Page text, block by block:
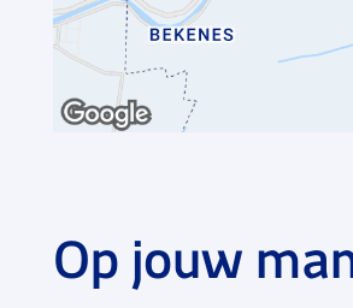
Op jouw